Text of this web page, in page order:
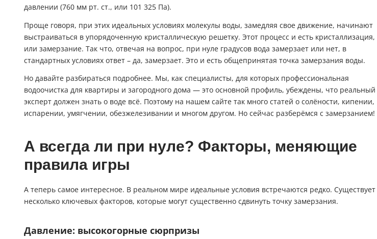
давлении (760 мм рт. ст., или 101 325 Па).
Проще говоря, при этих идеальных условиях молекулы воды, замедляя свое движение, начинают
выстраиваться в упорядоченную кристаллическую решетку. Этот процесс и есть кристаллизация,
или замерзание. Так что, отвечая на вопрос, при нуле градусов вода замерзает или нет, в
стандартных условиях ответ – да, замерзает. Это и есть общепринятая точка замерзания воды.
Но давайте разбираться подробнее. Мы, как специалисты, для которых профессиональная
водоочистка для квартиры и загородного дома — это основной профиль, убеждены, что реальный
эксперт должен знать о воде всё. Поэтому на нашем сайте так много статей о солёности, кипении,
испарении, умягчении, обезжелезивании и многом другом. Но сейчас разберёмся с замерзанием!
А всегда ли при нуле? Факторы, меняющие
правила игры
А теперь самое интересное. В реальном мире идеальные условия встречаются редко. Существует
несколько ключевых факторов, которые могут существенно сдвинуть точку замерзания.
Давление: высокогорные сюрпризы